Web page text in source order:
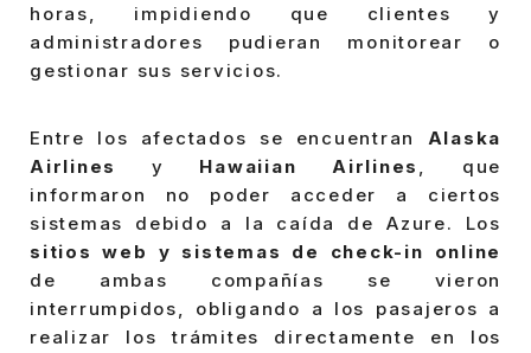
horas, impidiendo que clientes y
administradores pudieran monitorear o
gestionar sus servicios.
Entre los afectados se encuentran Alaska
Airlines
y Hawaiian Airlines , que
informaron no poder acceder a ciertos
sistemas debido a la caída de Azure. Los
sitios web y sistemas de check-in online
de ambas compañías se vieron
interrumpidos, obligando a los pasajeros a
realizar los trámites directamente en los